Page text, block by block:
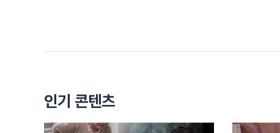
안면 마비가 시작되면 안면신경이 지나가는 부위에
나타날 수 있습니다. 또 얼굴 한쪽의 감각이 떨어지거
음식을 씹을 때 어려움이 발생하고, 물을 마셔도 물
인기 콘텐츠